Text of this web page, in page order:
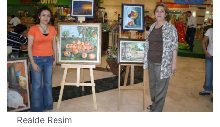
Realde Resim